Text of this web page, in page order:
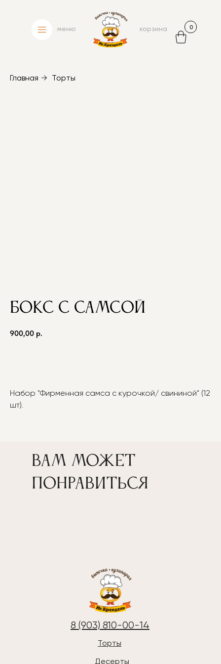
меню корзина 0
Главная → Торты
Бокс с самсой
900,00 р.
Набор "Фирменная самса с курочкой/ свининой" (12
шт).
Вам может
понравиться
Торты
Десерты
8 (903) 810-00-14